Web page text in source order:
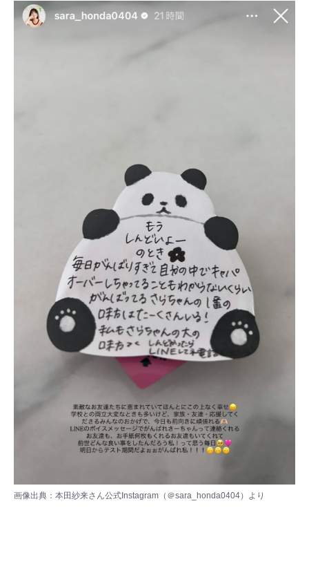
画像出典：本田紗来さん公式Instagram（ ＠sara_honda0404）より